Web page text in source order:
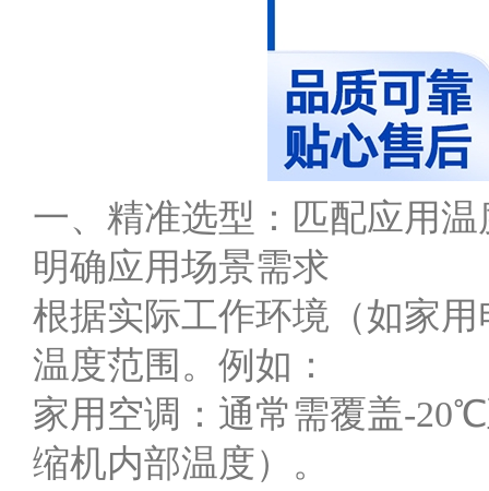
一、精准选型：匹配应用温
明确应用场景需求
根据实际工作环境（如家
温度范围。例如：
家用空调：通常需覆盖-
缩机内部温度）。